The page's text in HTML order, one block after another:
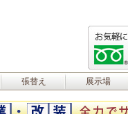
張替え 展示場